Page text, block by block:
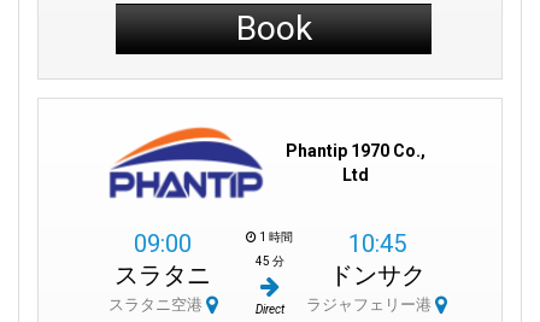
Book
Phantip 1970 Co.,
Ltd
09:00
スラタニ
スラタニ空港
1 時間
45 分
Direct
10:45
ドンサク
ラジャフェリー港